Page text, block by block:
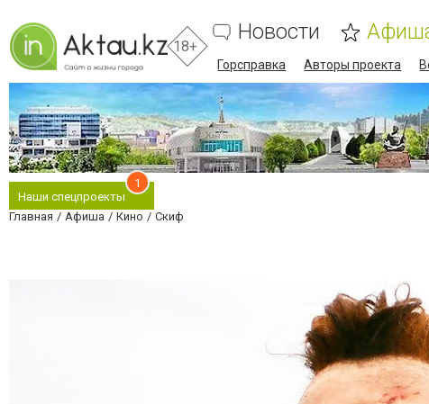
18+
Новости
Горсправка Авторы проекта
Наши спецпроекты
1
Главная Афиша Кино Скиф